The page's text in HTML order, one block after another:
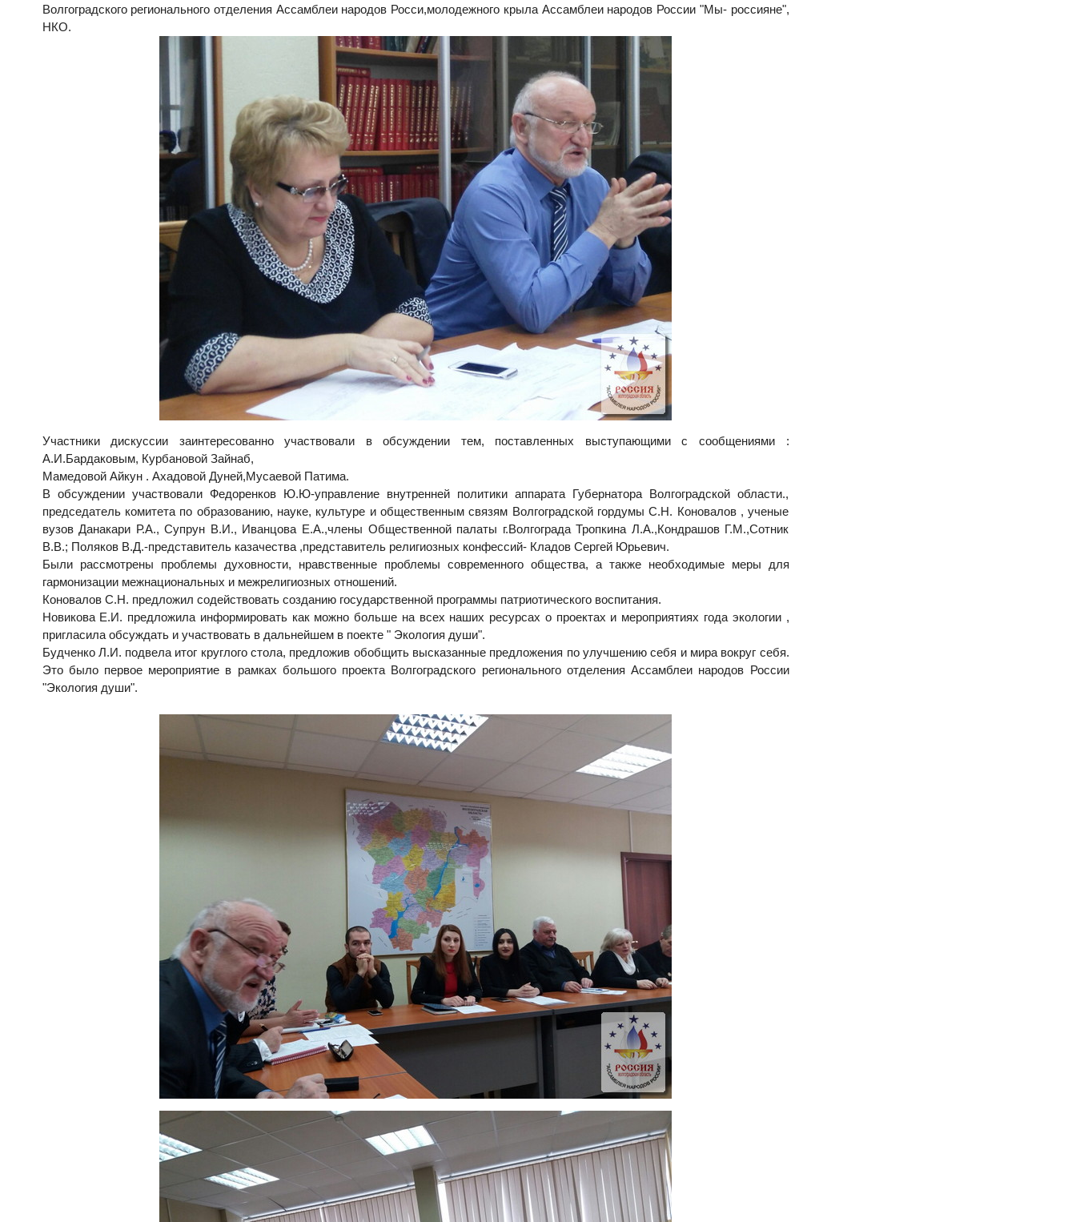
Волгоградского регионального отделения Ассамблеи народов Росси,молодежного крыла Ассамблеи народов России "Мы- россияне",
НКО.
Участники дискуссии заинтересованно участвовали в обсуждении тем, поставленных выступающими с сообщениями :
А.И.Бардаковым, Курбановой Зайнаб,
Мамедовой Айкун . Ахадовой Дуней,Мусаевой Патима.
В обсуждении участвовали Федоренков Ю.Ю-управление внутренней политики аппарата Губернатора Волгоградской области.,
председатель комитета по образованию, науке, культуре и общественным связям Волгоградской гордумы С.Н. Коновалов , ученые
вузов Данакари Р.А., Супрун В.И., Иванцова Е.А.,члены Общественной палаты г.Волгограда Тропкина Л.А.,Кондрашов Г.М.,Сотник
В.В.; Поляков В.Д.-представитель казачества ,представитель религиозных конфессий- Кладов Сергей Юрьевич.
Были рассмотрены проблемы духовности, нравственные проблемы современного общества, а также необходимые меры для
гармонизации межнациональных и межрелигиозных отношений.
Коновалов С.Н. предложил содействовать созданию государственной программы патриотического воспитания.
Новикова Е.И. предложила информировать как можно больше на всех наших ресурсах о проектах и мероприятиях года экологии ,
пригласила обсуждать и участвовать в дальнейшем в поекте " Экология души".
Будченко Л.И. подвела итог круглого стола, предложив обобщить высказанные предложения по улучшению себя и мира вокруг себя.
Это было первое мероприятие в рамках большого проекта Волгоградского регионального отделения Ассамблеи народов России
"Экология души".